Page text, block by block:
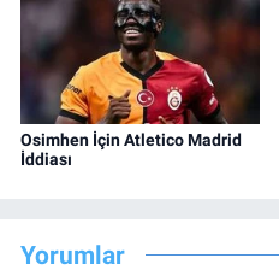
Osimhen İçin Atletico Madrid
İddiası
Yorumlar